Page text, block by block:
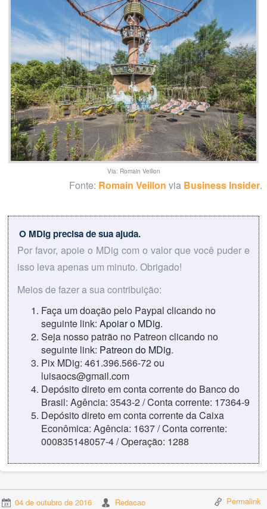
Via: Romain Veillon
Fonte: Romain Veillon via Business Insider.
O MDig precisa de sua ajuda.
Por favor, apoie o MDig com o valor que você puder e
isso leva apenas um minuto. Obrigado!
Meios de fazer a sua contribuição:
Faça um doação pelo Paypal clicando no
seguinte link: Apoiar o MDig.
Seja nosso patrão no Patreon clicando no
seguinte link: Patreon do MDig.
Pix MDig: 461.396.566-72 ou
luisaocs@gmail.com
Depósito direto em conta corrente do Banco do
Brasil: Agência: 3543-2 / Conta corrente: 17364-9
Depósito direto em conta corrente da Caixa
Econômica: Agência: 1637 / Conta corrente:
000835148057-4 / Operação: 1288
04 de outubro de 2016 Redacao Permalink